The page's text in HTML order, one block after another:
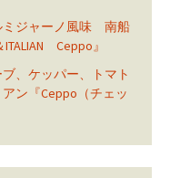
ジャーノ風味 南船
Ceppo』
、ケッパー、トマト
ン『Ceppo（チェッ